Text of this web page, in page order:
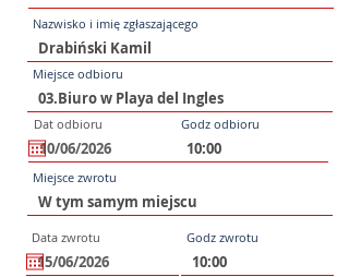
Nazwisko i imię zgłaszającego
Miejsce odbioru
Dat odbioru Godz odbioru
Miejsce zwrotu
Data zwrotu Godz zwrotu